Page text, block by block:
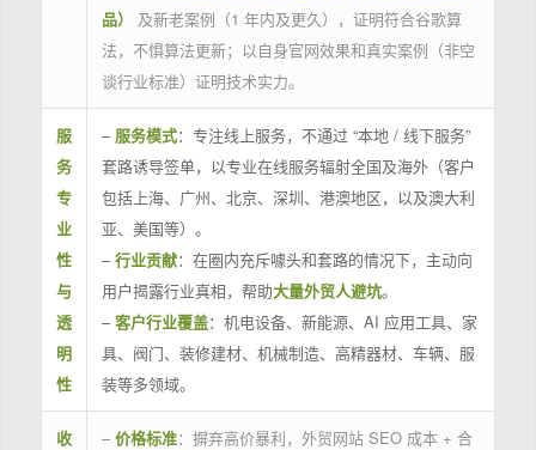
品）
及新老案例（1 年内及更久），证明符合谷歌算
法，不惧算法更新；以自身官网效果和真实案例（非空
谈行业标准）证明技术实力。
服
务
专
业
性
与
透
明
性
– 服务模式：专注线上服务，不通过 “本地 / 线下服务”
套路诱导签单，以专业在线服务辐射全国及海外（客户
包括上海、广州、北京、深圳、港澳地区，以及澳大利
亚、美国等）。
–行业贡献：在圈内充斥噱头和套路的情况下，主动向
用户揭露行业真相，帮助大量外贸人避坑。
–客户行业覆盖：机电设备、新能源、AI 应用工具、家
具、阀门、装修建材、机械制造、高精器材、车辆、服
装等多领域。
收
– 价格标准：摒弃高价暴利，外贸网站 SEO 成本 + 合